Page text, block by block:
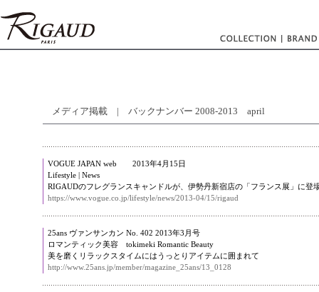
メディア掲載 | バックナンバー 2008-2013 april
VOGUE JAPAN web 2013年4月15日
Lifestyle | News
RIGAUDのフレグランスキャンドルが、伊勢丹新宿店の「フランス展」に登
https://www.vogue.co.jp/lifestyle/news/2013-04/15/rigaud
25ans ヴァンサンカン No. 402 2013年3月号
ロマンティック美容 tokimeki Romantic Beauty
美を磨くリラックスタイムにはうっとりアイテムに囲まれて
http://www.25ans.jp/member/magazine_25ans/13_0128